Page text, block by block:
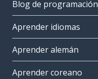
Blog de programación
Aprender idiomas
Aprender alemán
Aprender coreano